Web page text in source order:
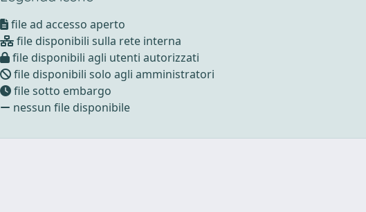
file ad accesso aperto
file disponibili sulla rete interna
file disponibili agli utenti autorizzati
file disponibili solo agli amministratori
file sotto embargo
nessun file disponibile